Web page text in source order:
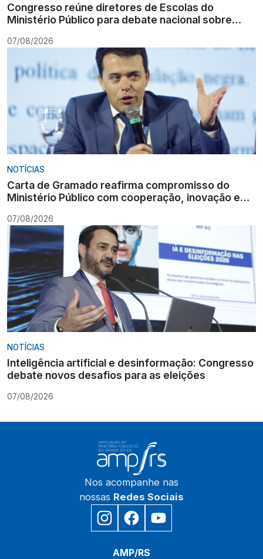
Congresso reúne diretores de Escolas do
Ministério Público para debate nacional sobre
07/08/2026
NOTÍCIAS
Carta de Gramado reafirma compromisso do
Ministério Público com cooperação, inovação e
07/08/2026
NOTÍCIAS
Inteligência artificial e desinformação: Congresso
debate novos desafios para as eleições
07/08/2026
Nos acompanhe nas
nossas Redes Sociais
AMP/RS